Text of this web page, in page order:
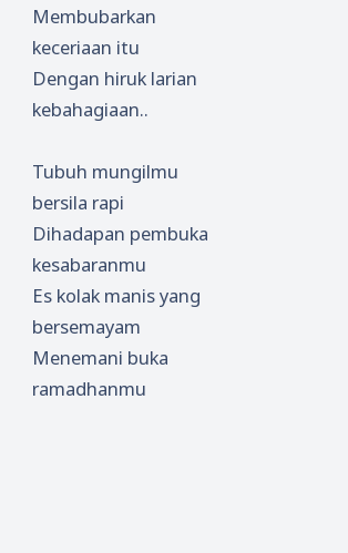
n 2019
Membubarkan
keceriaan itu
Dengan hiruk larian
kebahagiaan..
Tubuh mungilmu
bersila rapi
Dihadapan pembuka
kesabaranmu
Es kolak manis yang
bersemayam
Menemani buka
ramadhanmu